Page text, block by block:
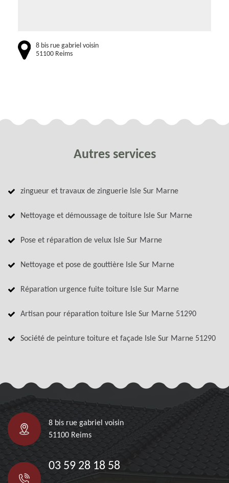
8 bis rue gabriel voisin
51100 Reims
Autres services
zingueur et travaux de zinguerie Isle Sur Marne
Nettoyage et démoussage de toiture Isle Sur Marne
Pose et réparation de velux Isle Sur Marne
Nettoyage et pose de gouttière Isle Sur Marne
Réparation urgence fuite toiture Isle Sur Marne
Artisan pour réparation toiture Isle Sur Marne 51290
Société de peinture toiture et façade Isle Sur Marne 51290
8 bis rue gabriel voisin
51100 Reims
03 59 28 18 58